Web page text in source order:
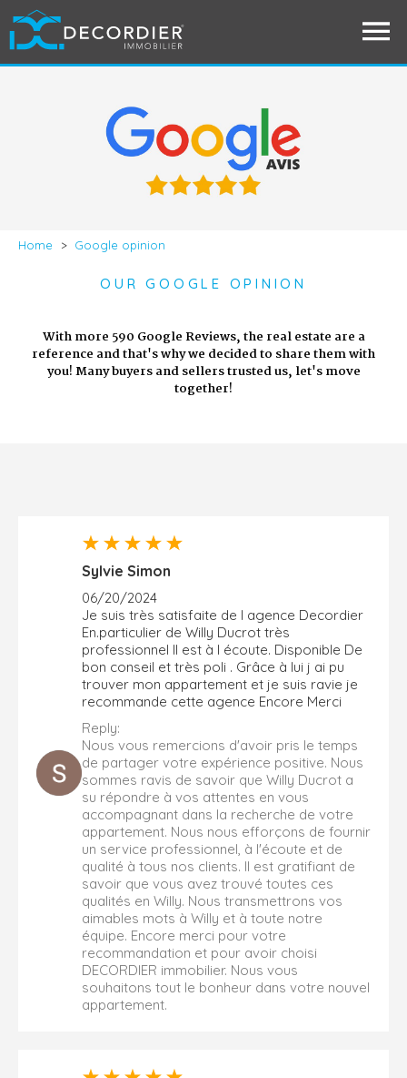
Home > Google opinion
OUR GOOGLE OPINION
With more 590 Google Reviews, the real estate are a
reference and that's why we decided to share them with
you! Many buyers and sellers trusted us, let's move
together!
Sylvie Simon
06/20/2024
Je suis très satisfaite de l agence Decordier
En.particulier de Willy Ducrot très
professionnel Il est à l écoute. Disponible De
bon conseil et très poli . Grâce à lui j ai pu
trouver mon appartement et je suis ravie je
recommande cette agence Encore Merci
Reply:
Nous vous remercions d'avoir pris le temps
de partager votre expérience positive. Nous
sommes ravis de savoir que Willy Ducrot a
su répondre à vos attentes en vous
accompagnant dans la recherche de votre
appartement. Nous nous efforçons de fournir
un service professionnel, à l'écoute et de
qualité à tous nos clients. Il est gratifiant de
savoir que vous avez trouvé toutes ces
qualités en Willy. Nous transmettrons vos
aimables mots à Willy et à toute notre
équipe. Encore merci pour votre
recommandation et pour avoir choisi
DECORDIER immobilier. Nous vous
souhaitons tout le bonheur dans votre nouvel
appartement.